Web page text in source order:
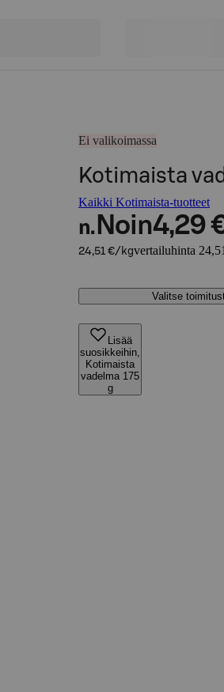
Ei valikoimassa
Kotimaista
Kaikki Kotimaista-tuotteet
n. Noin4,29
24,51 €/kgvertailuhinta
Valitse
Lisää
suosikkeihin,
Kotimaista
vadelma 175
g